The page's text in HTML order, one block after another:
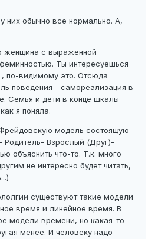
них обычно все нормально. А,
женщина с выраженной
Ты интересуешься
, по-видимому это. Отсюда
поведения - самореализация в
Семья и дети в конце шкалы
я поняла.
модель состоящую
Родитель- Взрослый (Друг)-
объяснить что-то. Т.к. много
не интересно будет читать,
существуют такие модели
время и линейное время. В
модели времени, но какая-то
менее. И человеку надо